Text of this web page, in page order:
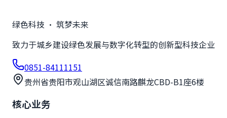
绿色科技 · 筑梦未来
致力于城乡建设绿色发展与数字化转型的创新型科技企业
0851-84111151
贵州省贵阳市观山湖区诚信南路麒龙CBD-B1座6楼
核心业务